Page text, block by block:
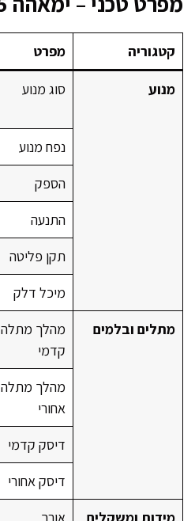
קטגוריה מפרט
מנוע סוג מנוע
נפח מנוע
הספק
התנעה
תקן פליטה
מיכל דלק
מתלים ובלמים
מהלך מתלה
קדמי
מהלך מתלה
אחורי
דיסק קדמי
דיסק אחורי